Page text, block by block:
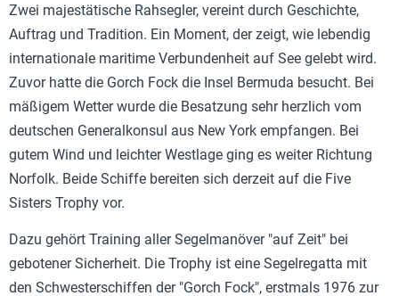
Zwei majestätische Rahsegler, vereint durch Geschichte,
Auftrag und Tradition. Ein Moment, der zeigt, wie lebendig
internationale maritime Verbundenheit auf See gelebt wird.
Zuvor hatte die Gorch Fock die Insel Bermuda besucht. Bei
mäßigem Wetter wurde die Besatzung sehr herzlich vom
deutschen Generalkonsul aus New York empfangen. Bei
gutem Wind und leichter Westlage ging es weiter Richtung
Norfolk. Beide Schiffe bereiten sich derzeit auf die Five
Sisters Trophy vor.
Dazu gehört Training aller Segelmanöver "auf Zeit" bei
gebotener Sicherheit. Die Trophy ist eine Segelregatta mit
den Schwesterschiffen der "Gorch Fock", erstmals 1976 zur